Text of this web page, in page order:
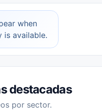
when
is available.
destacadas
por sector.